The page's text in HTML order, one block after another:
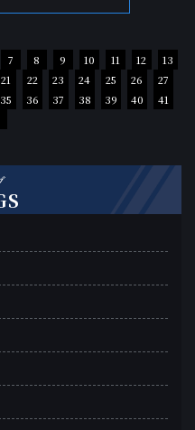
7 8 9 10 11 12
13
21 22 23 24 25 26
27
35 36 37 38 39 40
41